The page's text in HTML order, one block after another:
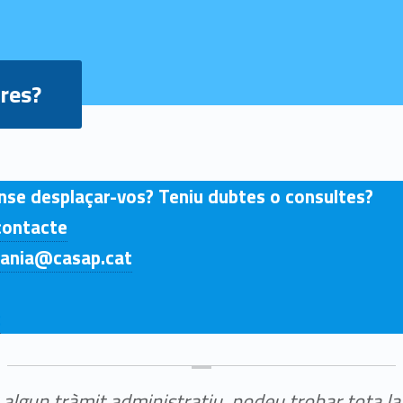
desplaçar-vos? Teniu dubtes o consultes?